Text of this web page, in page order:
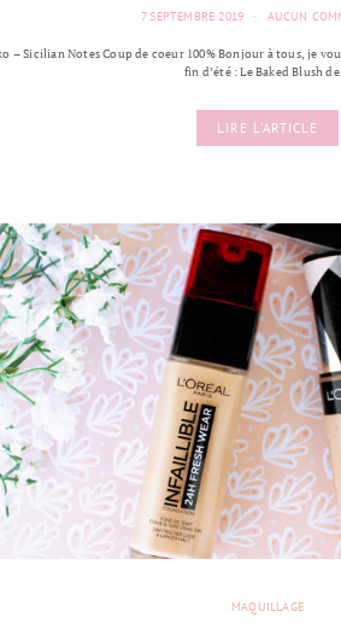
7 SEPTEMBRE 2019 AUCUN
– Sicilian Notes Coup de coeur 100% Bonjour à tous, je
fin d’été : Le Baked Blush
LIRE L'ARTICLE
MAQUILLAGE